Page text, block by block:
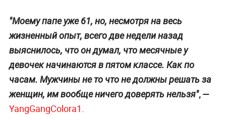
"Моему папе уже 61, но, несмотря на весь
жизненный опыт, всего две недели назад
выяснилось, что он думал, что месячные у
девочек начинаются в пятом классе. Как по
часам. Мужчины не то что не должны решать за
женщин, им вообще ничего доверять нельзя", —
YangGangColora1